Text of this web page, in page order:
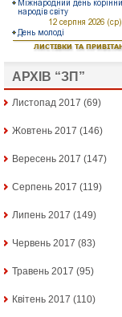
АРХІВ “ЗП”
Листопад 2017 (69)
Жовтень 2017 (146)
Вересень 2017 (147)
Серпень 2017 (119)
Липень 2017 (149)
Червень 2017 (83)
Травень 2017 (95)
Квітень 2017 (110)